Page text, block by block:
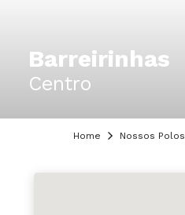
Barreirinhas
Centro
Home Nossos Polos